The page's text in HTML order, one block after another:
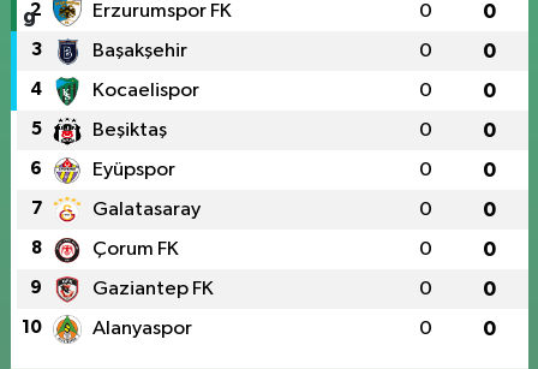
2 Erzurumspor FK 0 0
3 Başakşehir 0 0
4 Kocaelispor 0 0
5 Beşiktaş 0 0
6 Eyüpspor 0 0
7 Galatasaray 0 0
8 Çorum FK 0 0
9 Gaziantep FK 0 0
10 Alanyaspor 0 0